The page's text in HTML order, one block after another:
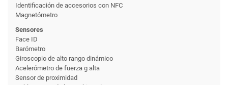
Identificación de accesorios con NFC
Magnetómetro
Sensores
Face ID
Barómetro
Giroscopio de alto rango dinámico
Acelerómetro de fuerza g alta
Sensor de proximidad